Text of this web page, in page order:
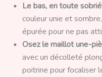
Le bas, en toute
couleur unie et
épurée pour ne pas
Osez le maillot une-
avec un décolleté
poitrine pour focaliser